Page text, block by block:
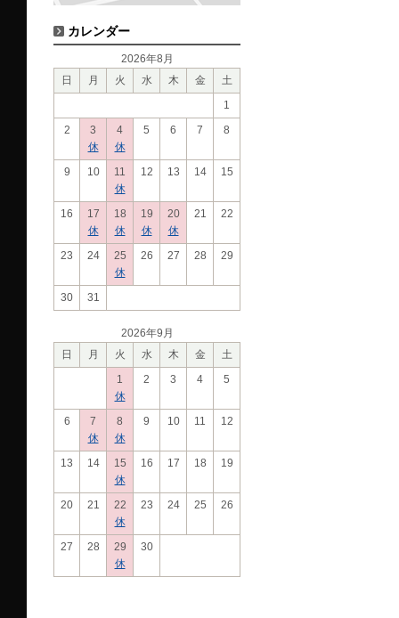
カレンダー
2026年8月
日
月 火 水 木 金
土
1
2
3
休
4
休
5 6 7 8
9 10
11
休
12 13 14 15
16
17
休
18
休
19
休
20
休
21 22
23 24
25
休
26 27 28 29
30 31
2026年9月
日
月 火 水 木 金
土
1
休
2 3 4 5
6
7
休
8
休
9 10 11 12
13 14
15
休
16 17 18 19
20 21
22
休
23 24 25 26
27 28
29
休
30